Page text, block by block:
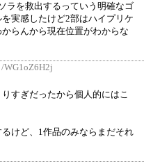
ラを救出するっていう明確なゴ
実感したけど2部はハイプリケ
らんから現在位置がわからな
/WG1oZ6H2j
すぎだったから個人的にはこ
けど、1作品のみならまだそれ